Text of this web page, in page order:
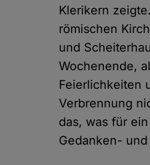
Klerikern
römischen
und
Wochenende,
Feierlichkeiten
Verbrennung
das, was für
Gedanken-